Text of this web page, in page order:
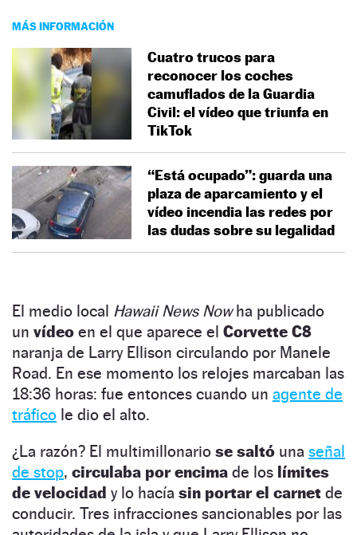
MÁS INFORMACIÓN
Cuatro trucos para
reconocer los coches
camuflados de la Guardia
Civil: el vídeo que triunfa en
TikTok
“Está ocupado”: guarda una
plaza de aparcamiento y el
vídeo incendia las redes por
las dudas sobre su legalidad
El medio local Hawaii News Nowha publicado
un vídeo en el que aparece el Corvette C8
naranja de Larry Ellison circulando por Manele
Road. En ese momento los relojes marcaban las
18:36 horas: fue entonces cuando un agente de
tráfico le dio el alto.
¿La razón? El multimillonario se saltó una señal
de stop, circulaba por encima de los límites
de velocidad y lo hacía sin portar el carnet de
conducir. Tres infracciones sancionables por las